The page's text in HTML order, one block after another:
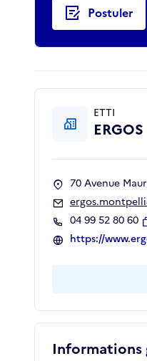
Postuler
Informations
ETTI
70 Avenue
04 99 52 80 60
https://